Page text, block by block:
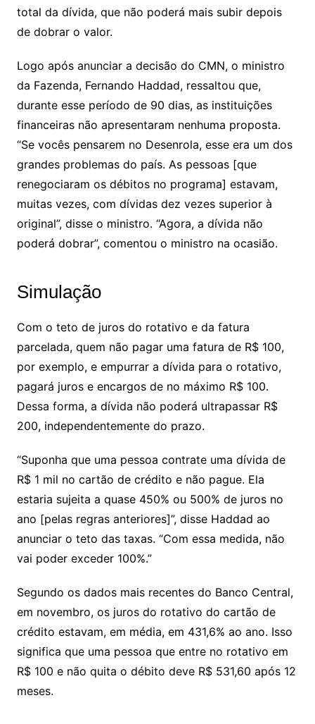
total da dívida, que não poderá mais subir depois
de dobrar o valor.
Logo após anunciar a decisão do CMN, o ministro
da Fazenda, Fernando Haddad, ressaltou que,
durante esse período de 90 dias, as instituições
financeiras não apresentaram nenhuma proposta.
“Se vocês pensarem no Desenrola, esse era um dos
grandes problemas do país. As pessoas [que
renegociaram os débitos no programa] estavam,
muitas vezes, com dívidas dez vezes superior à
original”, disse o ministro. “Agora, a dívida não
poderá dobrar”, comentou o ministro na ocasião.
Simulação
Com o teto de juros do rotativo e da fatura
parcelada, quem não pagar uma fatura de R$ 100,
por exemplo, e empurrar a dívida para o rotativo,
pagará juros e encargos de no máximo R$ 100.
Dessa forma, a dívida não poderá ultrapassar R$
200, independentemente do prazo.
“Suponha que uma pessoa contrate uma dívida de
R$ 1 mil no cartão de crédito e não pague. Ela
estaria sujeita a quase 450% ou 500% de juros no
ano [pelas regras anteriores]”, disse Haddad ao
anunciar o teto das taxas. “Com essa medida, não
vai poder exceder 100%.”
Segundo os dados mais recentes do Banco Central,
em novembro, os juros do rotativo do cartão de
crédito estavam, em média, em 431,6% ao ano. Isso
significa que uma pessoa que entre no rotativo em
R$ 100 e não quita o débito deve R$ 531,60 após 12
meses.